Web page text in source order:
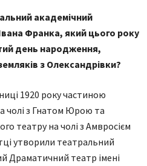
академічний
Франка, який цього року
день народження,
з Олександрівки?
1920 року частиною
чолі з Гнатом Юрою та
театру на чолі з Амвросієм
утворили театральний
Драматичний театр імені